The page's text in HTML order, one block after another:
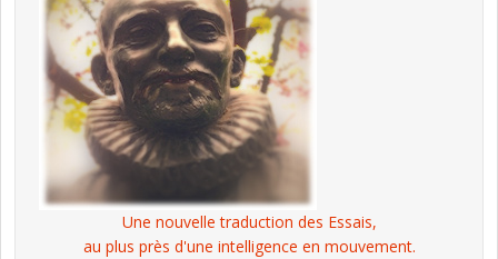
Une nouvelle traduction des Essais,
au plus près d'une intelligence en mouvement.